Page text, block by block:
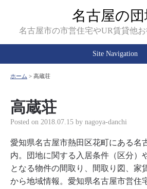
名古屋の
名古屋市の市営住宅やUR賃貸他
Site Navigation
ホーム > 高蔵荘
高蔵荘
Posted on 2018.07.15 by nagoya-danchi
愛知県名古屋市熱田区花町にある名
内。団地に関する入居条件（区分）
となる物件の間取り、間取り図、家
から地域情報。愛知県名古屋市営住